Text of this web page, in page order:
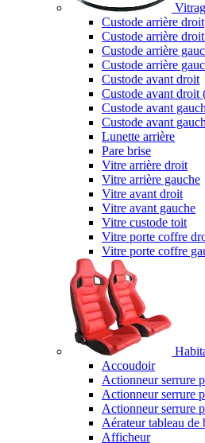
Custode arrière droit
Custode arrière
Custode arrière
Custode arrière
Custode avant droit
Custode avant droit
Custode avant
Custode avant
Lunette arrière
Pare brise
Vitre arrière droit
Vitre arrière gauche
Vitre avant droit
Vitre avant gauche
Vitre custode toit
Vitre porte coffre
Vitre porte coffre
Accoudoir
Actionneur serrure
Actionneur serrure
Actionneur serrure
Aérateur tableau de
Afficheur